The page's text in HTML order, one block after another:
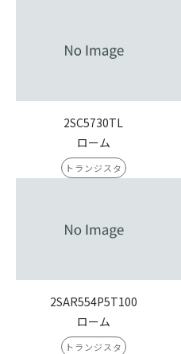
2SC5730TL
ローム
トランジスタ
2SAR554P5T100
ローム
トランジスタ